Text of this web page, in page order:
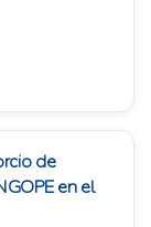
de
en el